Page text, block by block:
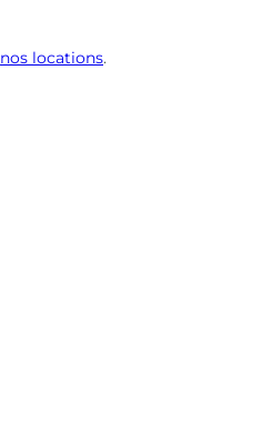
nos locations.